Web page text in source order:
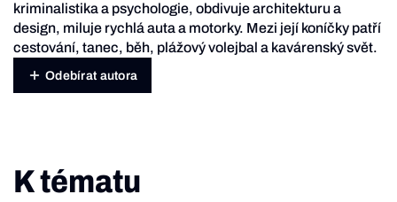
kriminalistika a psychologie, obdivuje architekturu a
design, miluje rychlá auta a motorky. Mezi její koníčky patří
cestování, tanec, běh, plážový volejbal a kavárenský svět.
Odebírat autora
K tématu